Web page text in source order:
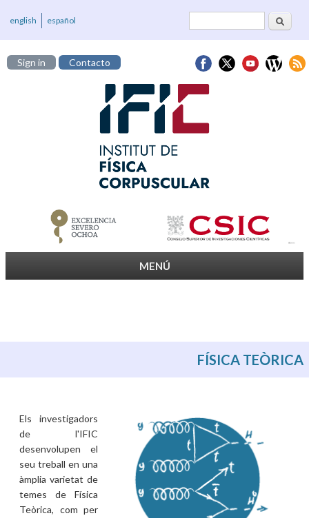
Formulari deCerca
english español
Sign in Contacto
MENÚ
FÍSICA TEÒRICA
Els investigadors
de l'IFIC
desenvolupen el
seu treball en una
àmplia varietat de
temes de Física
Teòrica, com per